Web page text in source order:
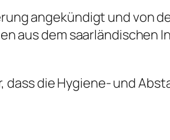
angekündigt und von
aus dem saarländischen
die Hygiene- und